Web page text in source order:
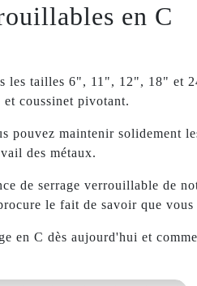
en C
les tailles 6", 11", 12", 18" et
coussinet pivotant.
pouvez maintenir solidement
des métaux.
de serrage verrouillable de
le fait de savoir que
en C dès aujourd'hui et